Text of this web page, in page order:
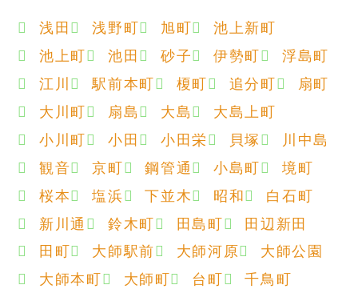
浅田 浅野町 旭町
池上新町
池上町
池田 砂子 伊勢町
浮島町
江川
駅前本町 榎町 追分町
扇町
大川町
扇島 大島
大島上町
小川町
小田 小田栄 貝塚
川中島
観音
京町 鋼管通 小島町
境町
桜本
塩浜 下並木 昭和
白石町
新川通
鈴木町 田島町
田辺新田
田町
大師駅前 大師河原
大師公園
大師本町
大師町 台町
千鳥町